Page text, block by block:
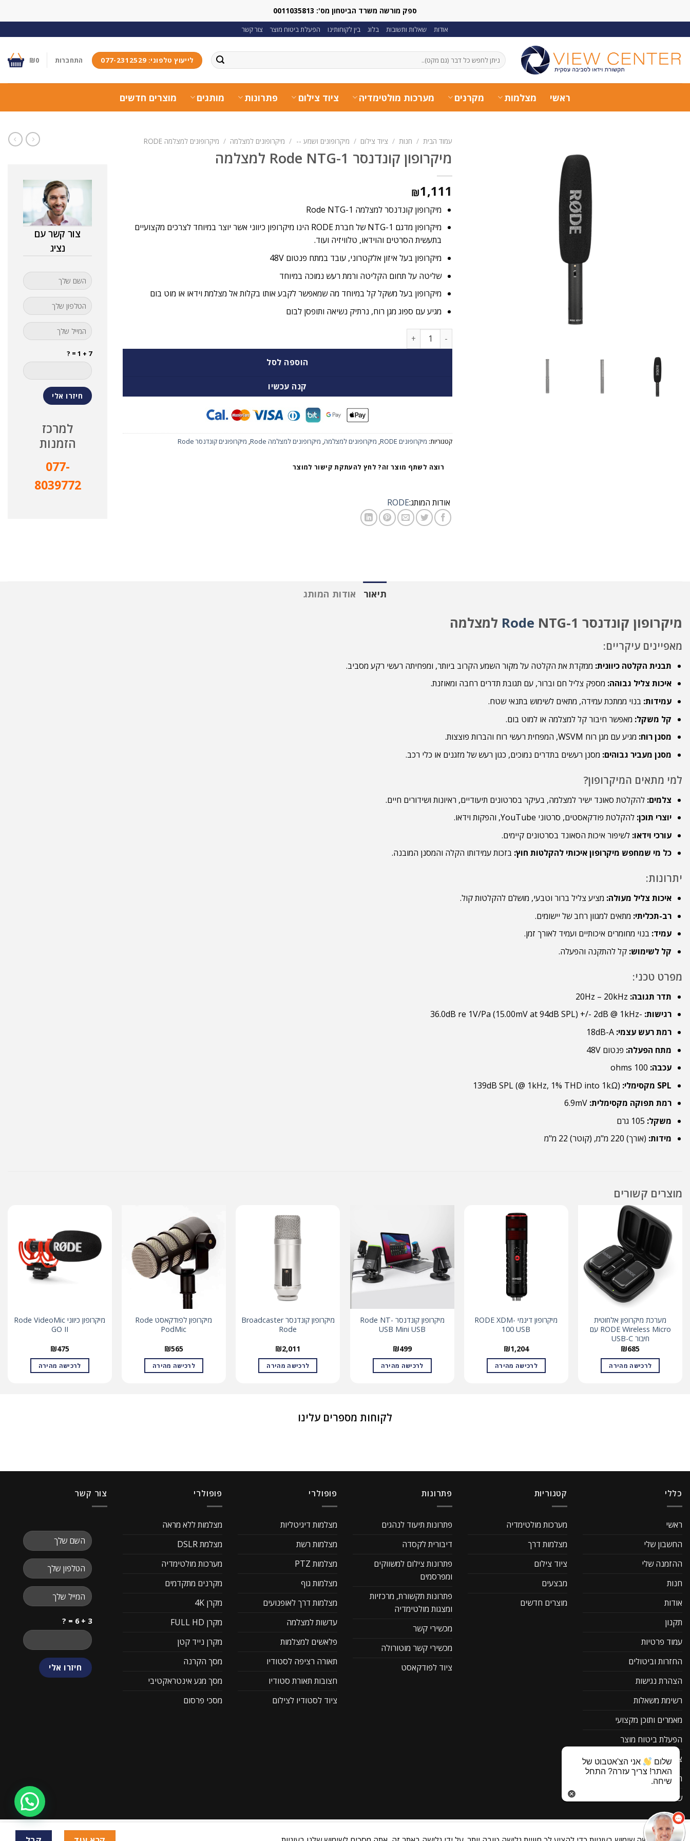
ספק מורשה משרד הביטחון מס': 0011035813
אודות שאלות ותשובות בלוג בין לקוחותינו הפעלת ביטוח מוצר צור קשר
חיפוש
עבור:
לייעוץ טלפוני: 077-2312529 התחברות ₪0
ראשי מצלמות מקרנים מערכות מולטימדיה ציוד צילום פתרונות מותגים מוצרים חדשים
עמוד הבית / חנות / ציוד צילום / מיקרופונים ושמע -- / מיקרופונים למצלמה / מיקרופונים למצלמה RODE
מיקרופון קונדנסר Rode NTG-1 למצלמה
₪1,111
מיקרופון קונדנסר למצלמה Rode NTG-1
מיקרופון מדגם
NTG-1 של חברת RODE הינו מיקרופון כיווני אשר יוצר במיוחד לצרכים מקצועיים
בתעשית הסרטים והוידאו, טלוויזיה ועוד.
מיקרופון בעל איזון אלקטרוני, עובד במתח פנטום 48V
שליטה על תחום הקליטה ורמת רעש נמוכה במיוחד
מיקרופון בעל משקל קל במיוחד מה שמאפשר לקבע אותו בקלות אל מצלמת וידאו או מוט בום
מגיע עם ספוג מגן רוח, נרתיק נשיאה ותופסן לבום
כמות של מיקרופון קונדנסר Rode NTG-1 למצלמה
הוספה לסל
קנה עכשיו
קטגוריות: מיקרופונים RODE , מיקרופונים למצלמה, מיקרופונים למצלמה Rode , מיקרופונים קונדנסר Rode
רוצה לשתף מוצר זה? לחץ להעתקת קישור למוצר
אודות המותג:RODE
צור קשר עם
נציג
7 + 1 = ?
למרכז
הזמנות
077-
8039772
תיאור אודות המותג
מיקרופון קונדנסר Rode NTG-1 למצלמה
מאפיינים עיקריים:
תבנית הקלטה כיוונית: ממקדת את הקלטה על מקור השמע הקרוב ביותר, ומפחיתה רעשי רקע מסביב.
איכות צליל גבוהה: מספק צליל חם וברור, עם תגובת תדרים רחבה ומאוזנת.
עמידות: בנוי ממתכת עמידה, מתאים לשימוש בתנאי שטח.
קל משקל: מאפשר חיבור קל למצלמה או למוט בום.
מסנן רוח: מגיע עם מגן רוח WSVM, המפחית רעשי רוח והברות פוצצות.
מסנן מעביר גבוהים: מסנן רעשים בתדרים נמוכים, כגון רעש של מזגנים או כלי רכב.
למי מתאים המיקרופון?
צלמים: להקלטת סאונד ישיר למצלמה, בעיקר בסרטונים תיעודיים, ראיונות ושידורים חיים.
יוצרי תוכן: להקלטת פודקאסטים, סרטוני YouTube, והפקות וידאו.
עורכי וידאו: לשיפור איכות הסאונד בסרטונים קיימים.
כל מי שמחפש מיקרופון איכותי להקלטות חוץ: בזכות עמידותו הקלה והמסנן המובנה.
יתרונות:
איכות צליל מעולה: מציע צליל ברור וטבעי, מושלם להקלטות קול.
רב-תכליתי: מתאים למגוון רחב של יישומים.
עמיד: בנוי מחומרים איכותיים ועמיד לאורך זמן.
קל לשימוש: קל להתקנה והפעלה.
מפרט טכני:
תדר תגובה:
רגישות: -36.0dB re 1V/Pa (15.00mV at 94dB SPL) +/- 2dB @ 1kHz
רמת רעש עצמי:
מתח הפעלה: פנטום 48V
עכבה:
SPL מקסימלי:
רמת תפוקה מקסימלית:
משקל:
מידות: (אורך) 220 מ"מ, (קוטר) 22 מ"מ
מוצרים קשורים
מערכת מיקרופון אלחוטית
RODE Wireless Micro עם
חיבור USB-C
₪685
לרכישה מהירה
מיקרופון דינמי RODE XDM-
100 USB
₪1,204
לרכישה מהירה
מיקרופון קונדנסר Rode NT-
USB Mini USB
₪499
לרכישה מהירה
מיקרופון קונדנסר Broadcaster
Rode
₪2,011
לרכישה מהירה
מיקרופון לפודקאסט Rode
PodMic
₪565
לרכישה מהירה
מיקרופון כיווני Rode VideoMic
GO II
₪475
לרכישה מהירה
לקוחות מספרים עלינו
כללי
ראשי
החשבון שלי
ההזמנה שלי
חנות
אודות
תקנון
עמוד פרטיות
החזרות וביטולים
הצהרת נגישות
רשימת משאלות
מאמרים ותוכן מקצועי
הפעלת ביטוח מוצר
צור קשר
תוכנה להורדה F1
שאלות ותשובות
קטגוריות
מערכות מולטימדיה
מצלמות דרך
ציוד צילום
מבצעים
מוצרים חדשים
פתרונות
פתרונות תיעוד לנהגים
דיבורית לקסדה
פתרונות צילום למשווקים
ומפרסמים
פתרונות תקשורת, מרכזיות
ומצגות מולטימדיה
מכשירי קשר
מכשירי קשר מוטורולה
ציוד לפודקאסט
פופולרי
מצלמות דיגיטליות
מצלמות רשת
מצלמות PTZ
מצלמות גוף
מצלמות דרך לאופנועים
עדשות למצלמה
פלאשים למצלמות
תאורה רציפה לסטודיו
חצובות תאורת סטודיו
ציוד לסטודיו לצילום
פופולרי
מצלמות ללא מראה
מצלמת DSLR
מערכות מולטימדיה
מקרנים מתקדמים
מקרן 4K
מקרן FULL HD
מקרן נייד קטן
מסך הקרנה
מסך מגע אינטראקטיבי
מסכי פרסום
צור קשר
3 + 6 = ?
ביטול עסקה
הוספה לסל רכישה מהירה
שלום
אני הצ'אטבוט של
האתר! צריך עזרה? התחל
שיחה.